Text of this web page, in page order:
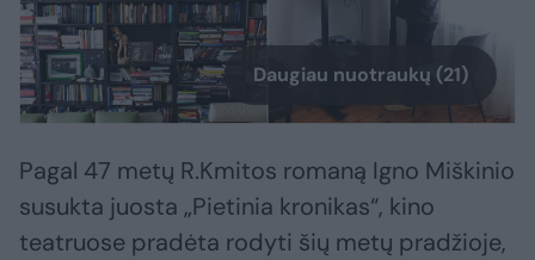
Daugiau nuotraukų (21)
Pagal 47 metų R.Kmitos romaną Igno Miškinio
susukta juosta „Pietinia kronikas“, kino
teatruose pradėta rodyti šių metų pradžioje,